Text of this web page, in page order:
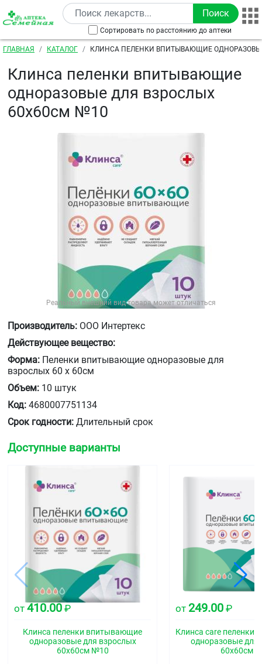
Перейти к основному содержанию
Сортировать по расстоянию до аптеки
Строка навигации
ГЛАВНАЯ КАТАЛОГ
КЛИНСА ПЕЛЕНКИ ВПИТЫВАЮЩИЕ
Клинса пеленки впитывающие
одноразовые для взрослых
60x60см №10
Реальный внешний вид товара может отличаться
Производитель: ООО Интертекс
Действующее вещество:
Форма: Пеленки впитывающие одноразовые для
взрослых 60 x 60см
Объем: 10 штук
Код: 4680007751134
Срок годности: Длительный срок
Доступные варианты
от 410.00 ₽
Клинса пеленки впитывающие
одноразовые для взрослых
60x60см №10
от 249.00 ₽
Клинса care пеленки
одноразовые для
60x60см